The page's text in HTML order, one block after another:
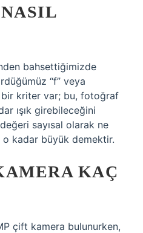
bahsettiğimizde
“f” veya
kriter var; bu, fotoğraf
ışık girebileceğini
sayısal olarak ne
kadar büyük demektir.
KAÇ
çift kamera bulunurken,